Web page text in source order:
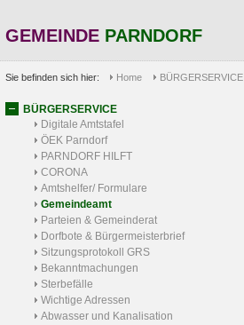
GEMEINDE PARNDORF
Sie befinden sich hier: Home BÜRGERSERVICE
BÜRGERSERVICE
Digitale Amtstafel
ÖEK Parndorf
PARNDORF HILFT
CORONA
Amtshelfer/ Formulare
Gemeindeamt
Parteien & Gemeinderat
Dorfbote & Bürgermeisterbrief
Sitzungsprotokoll GRS
Bekanntmachungen
Sterbefälle
Wichtige Adressen
Abwasser und Kanalisation